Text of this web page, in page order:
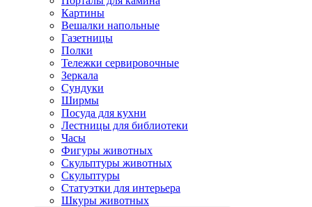
Картины
Вешалки напольные
Газетницы
Полки
Тележки сервировочные
Зеркала
Сундуки
Ширмы
Посуда для кухни
Лестницы для библиотеки
Часы
Фигуры животных
Скульптуры животных
Скульптуры
Статуэтки для интерьера
Шкуры животных